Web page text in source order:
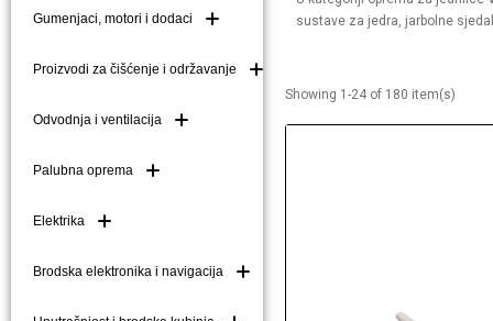
Brodske kuke
Plutače
Platforme i pasarele
Gumenjaci, motori i dodaci
Proizvodi za čišćenje i održavanje
Odvodnja i ventilacija
Palubna oprema
Elektrika
Brodska elektronika i navigacija
sustave za jedra, jarbolne
Showing 1-24 of 180 item(s)